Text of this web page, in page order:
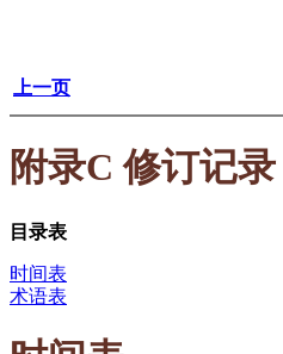
上一页
附录C 修订记录
目录表
时间表
术语表